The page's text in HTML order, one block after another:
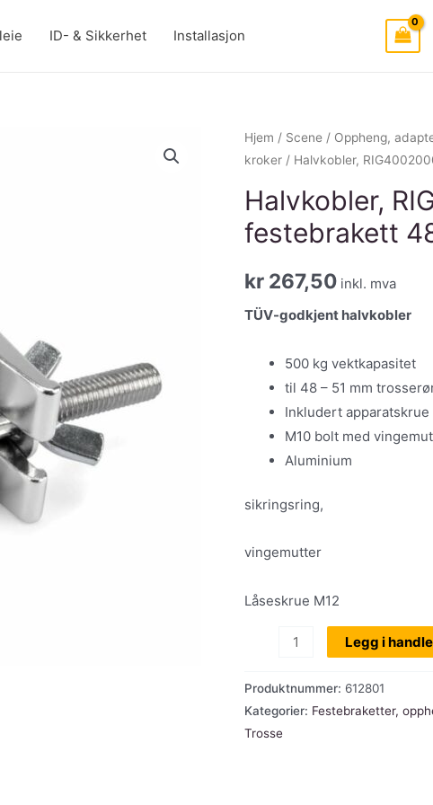
ID- & Sikkerhet Installasjon
Hjem / Scene / Oppheng,
kroker / Halvkobler,
Halvkobler,
festebrakett
kr 267,50 inkl. mva
TÜV-godkjent halvkobler
500 kg vektkapasitet
til 48 – 51 mm
Inkludert apparatskrue
M10 bolt med
Aluminium
sikringsring,
vingemutter
Låseskrue M12
Halvkobler,
RIG400200010
festebrakett
48-
51
Legg i
Produktnummer: 612801
Kategorier: Festebraketter,
Trosse